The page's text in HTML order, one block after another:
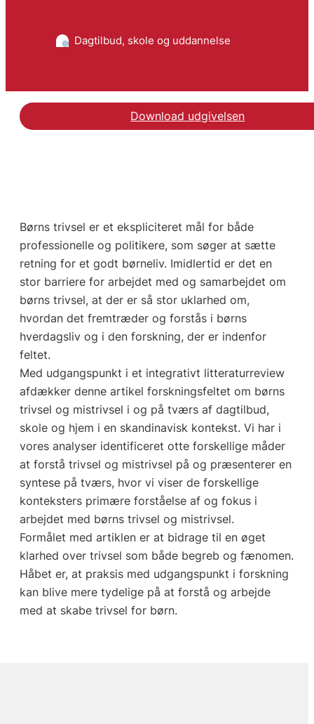
Dagtilbud, skole og uddannelse
Download udgivelsen
Børns trivsel er et ekspliciteret mål for både
professionelle og politikere, som søger at sætte
retning for et godt børneliv. Imidlertid er det en
stor barriere for arbejdet med og samarbejdet om
børns trivsel, at der er så stor uklarhed om,
hvordan det fremtræder og forstås i børns
hverdagsliv og i den forskning, der er indenfor
feltet.
Med udgangspunkt i et integrativt litteraturreview
afdækker denne artikel forskningsfeltet om børns
trivsel og mistrivsel i og på tværs af dagtilbud,
skole og hjem i en skandinavisk kontekst. Vi har i
vores analyser identificeret otte forskellige måder
at forstå trivsel og mistrivsel på og præsenterer en
syntese på tværs, hvor vi viser de forskellige
konteksters primære forståelse af og fokus i
arbejdet med børns trivsel og mistrivsel.
Formålet med artiklen er at bidrage til en øget
klarhed over trivsel som både begreb og fænomen.
Håbet er, at praksis med udgangspunkt i forskning
kan blive mere tydelige på at forstå og arbejde
med at skabe trivsel for børn.